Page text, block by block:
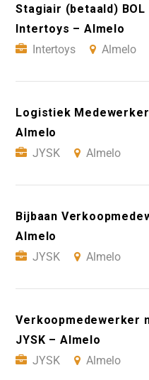
Stagiair (betaald) BOL
Intertoys – Almelo
Intertoys
Almelo
Logistiek
Almelo
JYSK
Almelo
Bijbaan
Almelo
JYSK
Almelo
Verkoopmedewerker
JYSK – Almelo
JYSK
Almelo